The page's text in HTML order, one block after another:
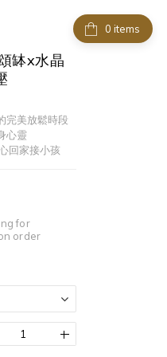
items
缽x水晶
完美放鬆時段
心靈
回家接小孩
for
order